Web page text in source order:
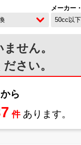
メーカー
50cc以下
せん。
さい。
から
件 あります。